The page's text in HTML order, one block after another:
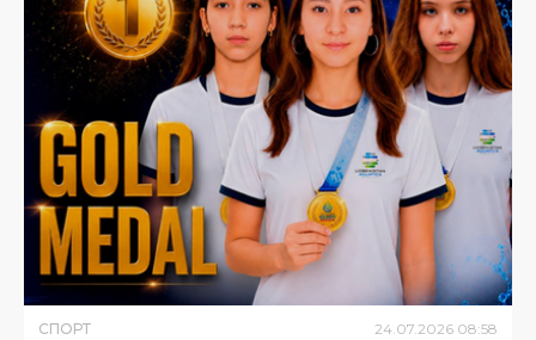
СПОРТ 24.07.2026 08:58